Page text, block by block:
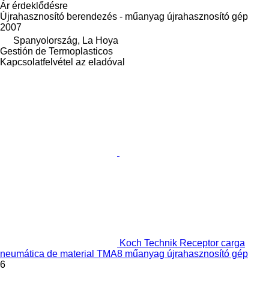
Ár érdeklődésre
Újrahasznosító berendezés - műanyag újrahasznosító gép
2007
Spanyolország, La Hoya
Gestión de Termoplasticos
Kapcsolatfelvétel az eladóval
Koch Technik Receptor carga
neumática de material TMA8 műanyag újrahasznosító gép
6